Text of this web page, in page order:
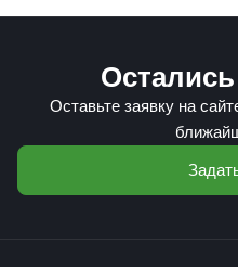
Оставьте заявку на